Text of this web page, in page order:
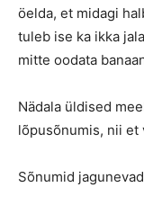
öelda, et midagi
tuleb ise ka ikka
mitte oodata
Nädala üldised
lõpusõnumis, nii et
Sõnumid